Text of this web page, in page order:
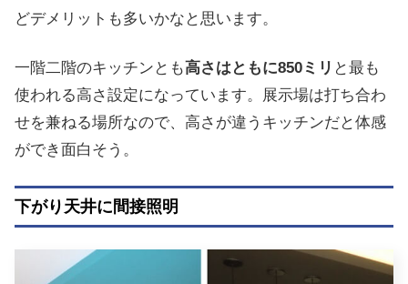
どデメリットも多いかなと思います。
一階二階のキッチンとも高さはともに850ミリ と最も
使われる高さ設定になっています。展示場は打ち合わ
せを兼ねる場所なので、高さが違うキッチンだと体感
ができ面白そう。
下がり天井に間接照明